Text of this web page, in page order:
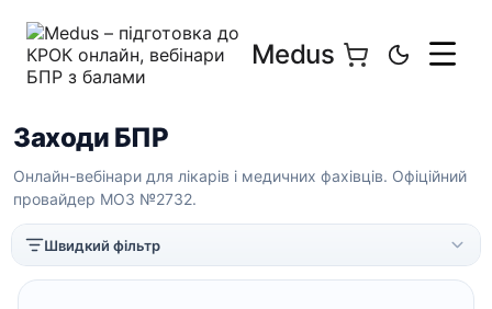
Medus
Заходи БПР
Онлайн-вебінари для лікарів і медичних фахівців. Офіційний
провайдер МОЗ №2732.
Швидкий фільтр